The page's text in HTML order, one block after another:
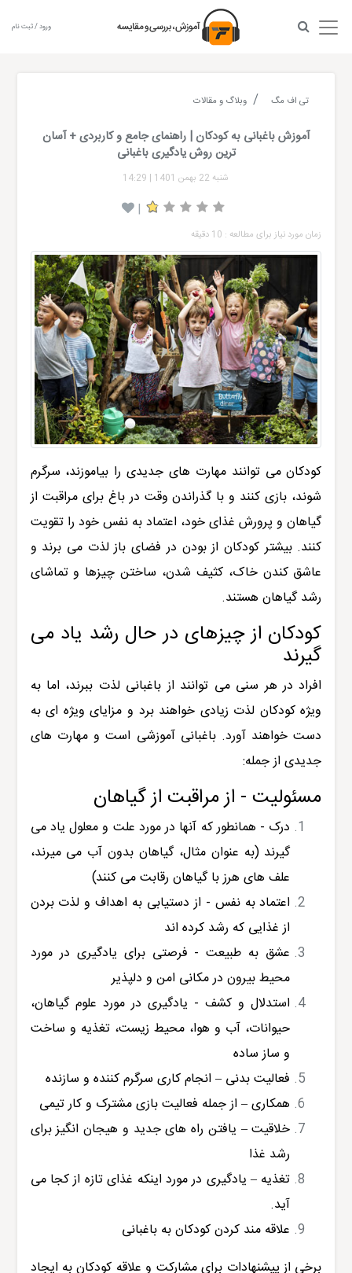
ورود / ثبت نام
تی اف مگ وبلاگ و مقالات
آموزش باغبانی به کودکان | راهنمای جامع و کاربردی + آسان
ترین روش یادگیری باغبانی
شنبه 22 بهمن 1401 |
14:29
|
زمان مورد نیاز برای مطالعه : 10 دقیقه
کودکان می توانند مهارت های جدیدی را بیاموزند، سرگرم
شوند، بازی کنند و با گذراندن وقت در باغ برای مراقبت از
گیاهان و پرورش غذای خود، اعتماد به نفس خود را تقویت
کنند. بیشتر کودکان از بودن در فضای باز لذت می برند و
عاشق کندن خاک، کثیف شدن، ساختن چیزها و تماشای
رشد گیاهان هستند.
کودکان از چیزهای در حال رشد یاد می
گیرند
افراد در هر سنی می توانند از باغبانی لذت ببرند، اما به
ویژه کودکان لذت زیادی خواهند برد و مزایای ویژه ای به
دست خواهند آورد. باغبانی آموزشی است و مهارت های
جدیدی از جمله:
مسئولیت - از مراقبت از گیاهان
درک - همانطور که آنها در مورد علت و معلول یاد می
گیرند (به عنوان مثال، گیاهان بدون آب می میرند،
علف های هرز با گیاهان رقابت می کنند)
اعتماد به نفس - از دستیابی به اهداف و لذت بردن
از غذایی که رشد کرده اند
عشق به طبیعت - فرصتی برای یادگیری در مورد
محیط بیرون در مکانی امن و دلپذیر
استدلال و کشف - یادگیری در مورد علوم گیاهان،
حیوانات، آب و هوا، محیط زیست، تغذیه و ساخت
و ساز ساده
فعالیت بدنی – انجام کاری سرگرم کننده و سازنده
همکاری – از جمله فعالیت بازی مشترک و کار تیمی
خلاقیت – یافتن راه های جدید و هیجان انگیز برای
رشد غذا
تغذیه – یادگیری در مورد اینکه غذای تازه از کجا می
آید.
علاقه مند کردن کودکان به باغبانی
برخی از پیشنهادات برای مشارکت و علاقه کودکان به ایجاد